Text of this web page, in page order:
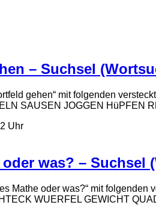
– Suchsel
gehen“ mit folgenden
SAUSEN JOGGEN HüPFEN
Uhr
was? – Suchsel
Mathe oder was?“ mit
WUERFEL GEWICHT